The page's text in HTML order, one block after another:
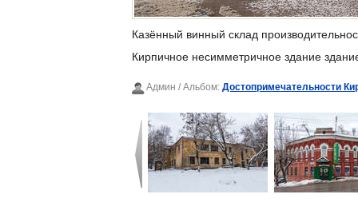
Казённый винный склад
Кирпичное несимметричное здание
Админ / Альбом: Достопримечательности